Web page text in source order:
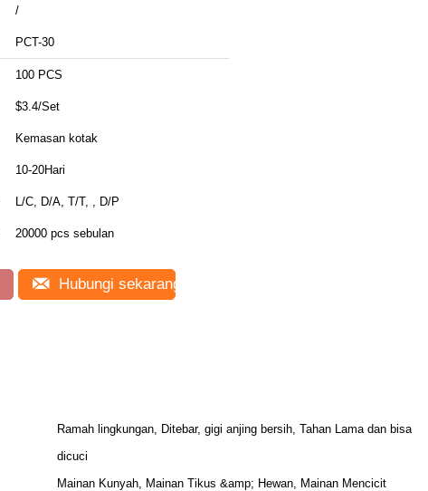
/
PCT-30
100 PCS
$3.4/Set
Kemasan kotak
10-20Hari
L/C, D/A, T/T, , D/P
20000 pcs sebulan
Hubungi sekarang
Ramah lingkungan, Ditebar, gigi anjing bersih, Tahan Lama dan bisa
dicuci
Mainan Kunyah, Mainan Tikus &amp; Hewan, Mainan Mencicit